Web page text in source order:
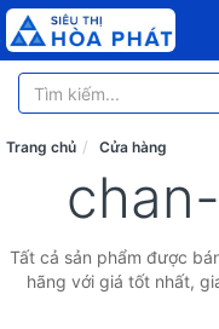
Trang chủ Cửa hàng
Tất cả sản phẩm được
hãng với giá tốt nhất,